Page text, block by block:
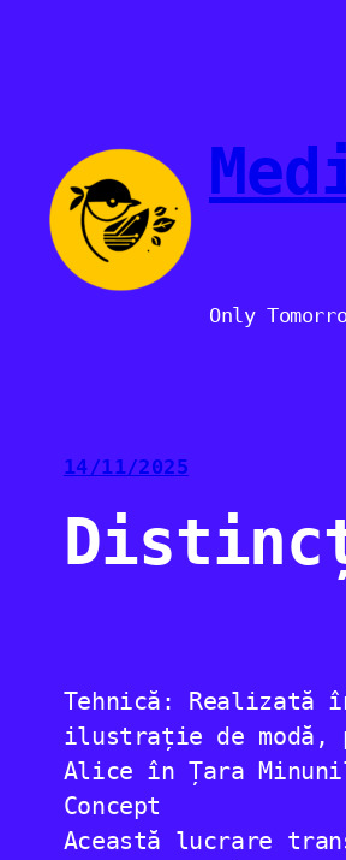
Only
14/11/2025
Tehnică: Realizată
ilustrație de
Alice în Țara
Concept
Această lucrare